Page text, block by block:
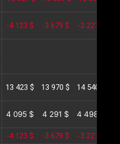
-4 123 $ -3 679 $ -3 221 $
13 423 $ 13 970 $ 14 540 $
4 095 $ 4 291 $ 4 498 $
-4 123 $ -3 679 $ -3 221 $